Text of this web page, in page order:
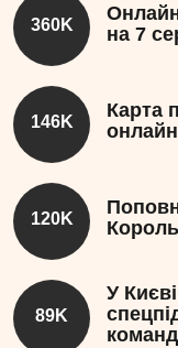
360K
на 7
146K
Карта
120K
89K
У